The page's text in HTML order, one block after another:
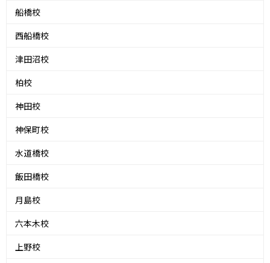
船橋校
西船橋校
津田沼校
柏校
神田校
神保町校
水道橋校
飯田橋校
月島校
六本木校
上野校